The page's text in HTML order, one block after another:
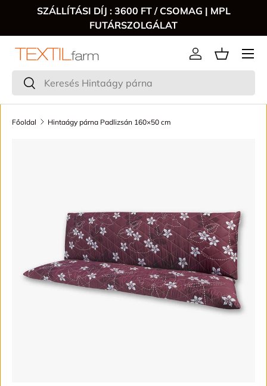
SZÁLLÍTÁSI DÍJ : 3600 FT / CSOMAG | MPL
FUTÁRSZOLGÁLAT
Keresés
Keresés
Bejelentkezés
Menű
Főoldal Hintaágy párna Padlizsán 160×50 cm